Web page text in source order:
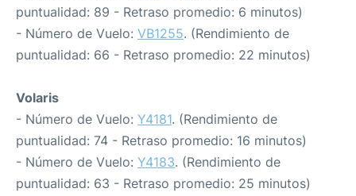
puntualidad: 89 - Retraso promedio: 6 minutos)
- Número de Vuelo: VB1255. (Rendimiento de
puntualidad: 66 - Retraso promedio: 22 minutos)
Volaris
- Número de Vuelo: Y4181. (Rendimiento de
puntualidad: 74 - Retraso promedio: 16 minutos)
- Número de Vuelo: Y4183. (Rendimiento de
puntualidad: 63 - Retraso promedio: 25 minutos)